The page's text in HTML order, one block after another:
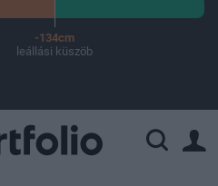
-134cm
leállási küszöb